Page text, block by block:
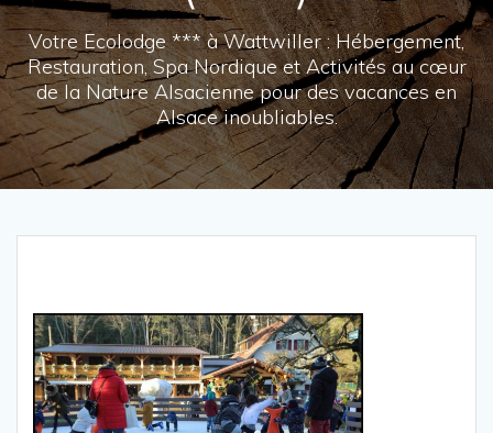
Votre Ecolodge *** à Wattwiller : Hébergement,
Restauration, Spa Nordique et Activités au cœur
de la Nature Alsacienne pour des vacances en
Alsace inoubliables.